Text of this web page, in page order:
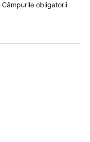
Câmpurile obligatorii